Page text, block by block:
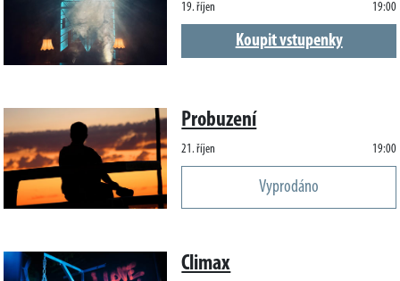
19. říjen 19:00
Koupit vstupenky
Probuzení
21. říjen 19:00
Vyprodáno
Climax